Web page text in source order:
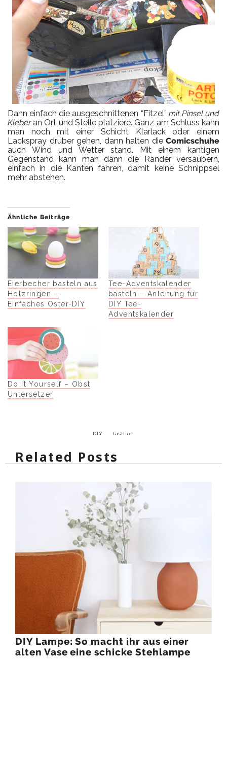
Dann einfach die ausgeschnittenen “Fitzel” mit Pinsel und
Kleberan Ort und Stelle platziere. Ganz am Schluss kann
man noch mit einer Schicht Klarlack oder einem
Lackspray drüber gehen, dann halten die Comicschuhe
auch Wind und Wetter stand. Mit einem kantigen
Gegenstand kann man dann die Ränder versäubern,
einfach in die Kanten fahren, damit keine Schnippsel
mehr abstehen.
Ähnliche Beiträge
Eierbecher basteln aus
Holzringen –
Einfaches Oster-DIY
Tee-Adventskalender
basteln – Anleitung für
DIY Tee-
Adventskalender
Do It Yourself – Obst
Untersetzer
DIY fashion
Related Posts
DIY Lampe: So macht ihr aus einer
alten Vase eine schicke Stehlampe